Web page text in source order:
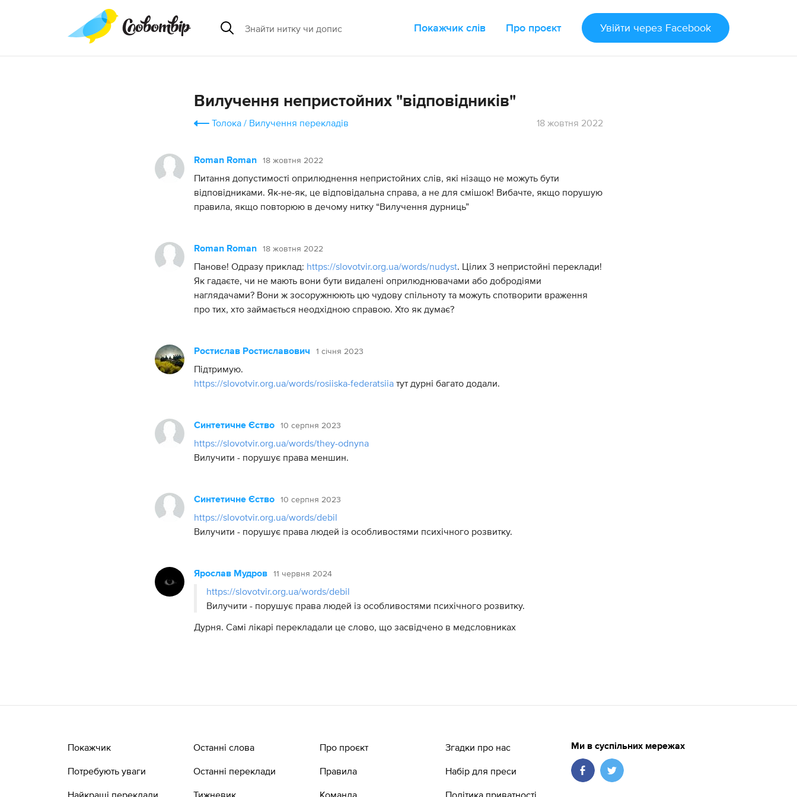
Покажчик слів Про проєкт Увійти через Facebook
Вилучення непристойних "відповідників"
Толока Вилучення перекладів 18 жовтня 2022
Roman Roman 18 жовтня 2022
Питання допустимості оприлюднення непристойних слів, які нізащо не можуть бути
відповідниками. Як-не-як, це відповідальна справа, а не для смішок! Вибачте, якщо порушую
правила, якщо повторюю в дечому нитку “Вилучення дурниць”
Roman Roman 18 жовтня 2022
Панове! Одразу приклад: https://slovotvir.org.ua/words/nudyst. Цілих 3 непристойні переклади!
Як гадаєте, чи не мають вони бути видалені оприлюднювачами або добродіями
наглядачами? Вони ж зосоружнюють цю чудову спільноту та можуть спотворити враження
про тих, хто займається неодхідною справою. Хто як думає?
Ростислав Ростиславович 1 січня 2023
Підтримую.
https://slovotvir.org.ua/words/rosiiska-federatsiia тут дурні багато додали.
Синтетичне Єство 10 серпня 2023
https://slovotvir.org.ua/words/they-odnyna
Вилучити - порушує права меншин.
Синтетичне Єство 10 серпня 2023
https://slovotvir.org.ua/words/debil
Вилучити - порушує права людей із особливостями психічного розвитку.
Ярослав Мудров 11 червня 2024
https://slovotvir.org.ua/words/debil
Вилучити - порушує права людей із особливостями психічного розвитку.
Дурня. Самі лікарі перекладали це слово, що засвідчено в медсловниках
Покажчик
Потребують уваги
Найкращі переклади
Останні слова
Останні переклади
Тижневик
Про проєкт
Правила
Команда
Згадки про нас
Набір для преси
Політика приватності
Ми в суспільних мережах